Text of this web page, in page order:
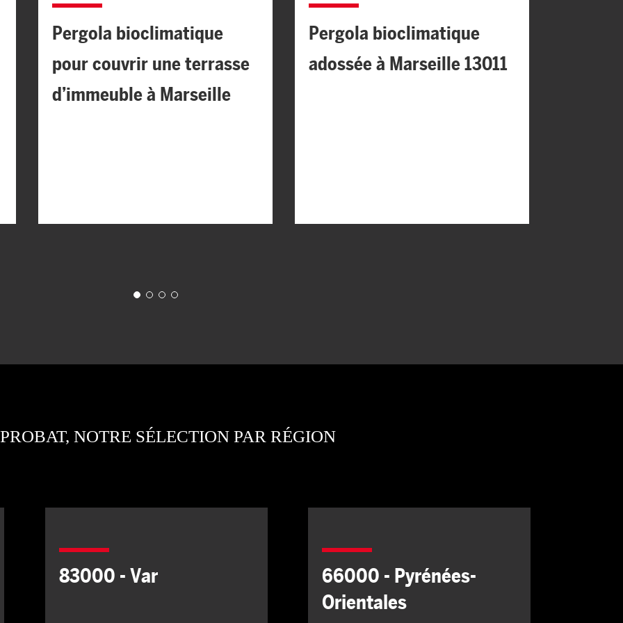
Pergola bioclimatique
pour couvrir une terrasse
d’immeuble à Marseille
Pergola bioclimatique
adossée à Marseille 13011
NOTRE SÉLECTION PAR RÉGION
83000 - Var
66000 - Pyrénées-
Orientales